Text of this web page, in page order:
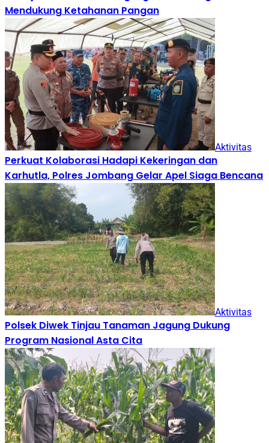
Mendukung Ketahanan Pangan
Aktivitas
Perkuat Kolaborasi Hadapi Kekeringan dan
Karhutla, Polres Jombang Gelar Apel Siaga Bencana
Aktivitas
Polsek Diwek Tinjau Tanaman Jagung Dukung
Program Nasional Asta Cita